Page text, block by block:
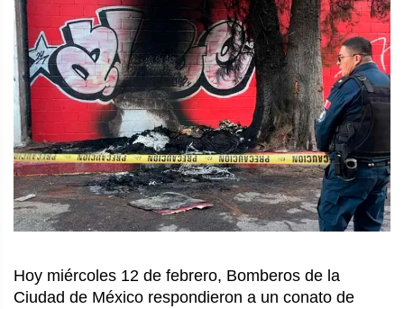
Hoy miércoles 12 de febrero, Bomberos de la
Ciudad de México respondieron a un conato de